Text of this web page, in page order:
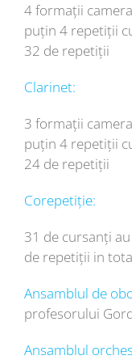
4 formații
puțin 4 repetiții
32 de repetiții
Clarinet:
3 formații
puțin 4 repetiții
24 de repetiții
Corepetiție:
31 de cursanți
de repetiții in
Ansamblul de
profesorului
Ansamblul